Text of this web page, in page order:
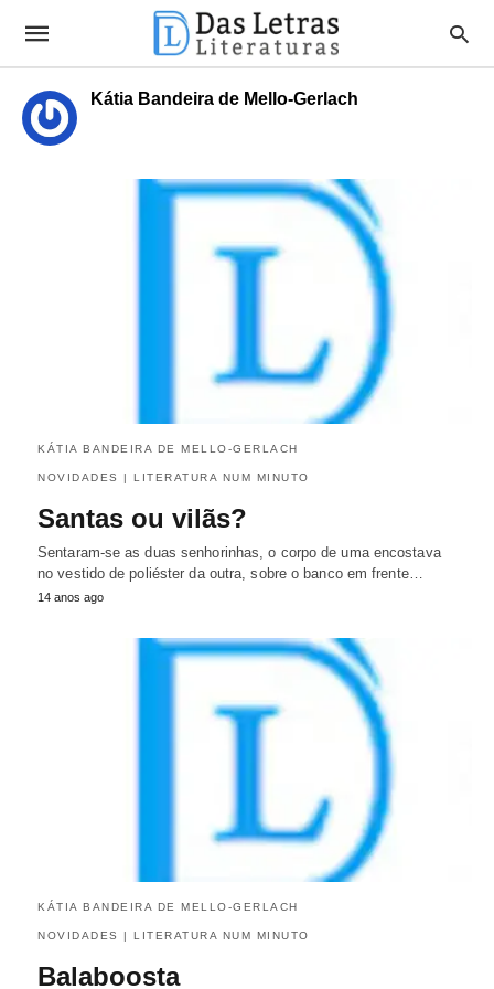
Kátia Bandeira de Mello-Gerlach
KÁTIA BANDEIRA DE MELLO-GERLACH
NOVIDADES | LITERATURA NUM MINUTO
Santas ou vilãs?
Sentaram-se as duas senhorinhas, o corpo de uma encostava
no vestido de poliéster da outra, sobre o banco em frente…
14 anos ago
KÁTIA BANDEIRA DE MELLO-GERLACH
NOVIDADES | LITERATURA NUM MINUTO
Balaboosta